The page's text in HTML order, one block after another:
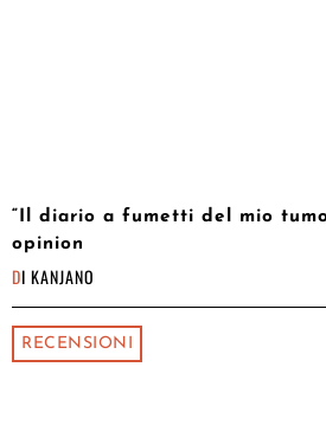
“Il diario a fumetti del mio
opinion
DI KANJANO
RECENSIONI